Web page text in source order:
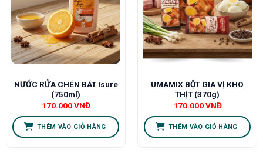
NƯỚC RỬA CHÉN BÁT Isure
(750ml)
170.000VNĐ
THÊM VÀO GIỎ HÀNG
UMAMIX BỘT GIA VỊ KHO
THỊT (370g)
170.000VNĐ
THÊM VÀO GIỎ HÀNG